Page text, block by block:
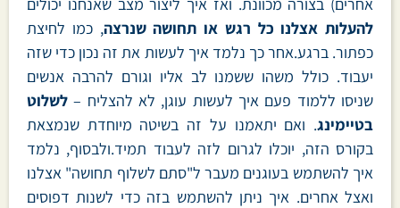
אחרים) בצורה מכוונת. ואז איך ליצור מצב שאנחנו יכולים
להעלות אצלנו כל רגש או תחושה שנרצה, כמו לחיצת
כפתור. ברגע.אחר כך נלמד איך לעשות את זה נכון כדי שזה
יעבוד. כולל משהו ששמנו לב אליו וגורם להרבה אנשים
שניסו ללמוד פעם איך לעשות עוגן, לא להצליח – לשלוט
בטיימינג. ואם יתאמנו על זה בשיטה מיוחדת שנמצאת
בקורס הזה, יוכלו לגרום לזה לעבוד תמיד.ולבסוף, נלמד
איך להשתמש בעוגנים מעבר ל"סתם לשלוף תחושה" אצלנו
ואצל אחרים. איך ניתן להשתמש בזה כדי לשנות דפוסים